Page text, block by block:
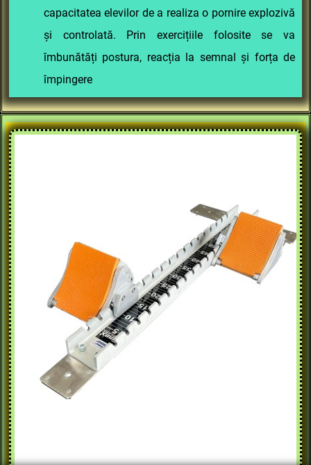
capacitatea elevilor de a realiza o pornire explozivă
și controlată. Prin exercițiile folosite se va
îmbunătăți postura, reacția la semnal și forța de
împingere